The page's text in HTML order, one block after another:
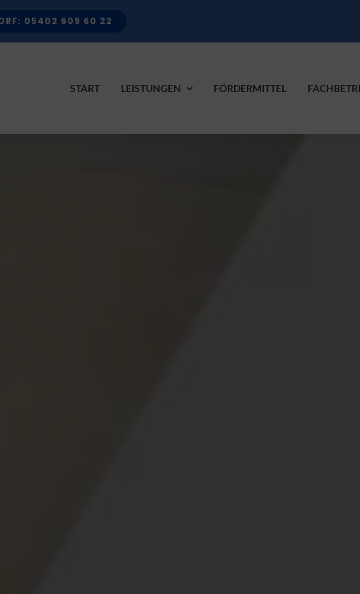
05402 609 60 22
START LEISTUNGEN FÖRDERMITTEL